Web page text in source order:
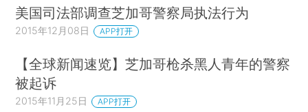
美国司法部调查芝加哥警察局执法行为
2015年12月08日 APP打开
【全球新闻速览】芝加哥枪杀黑人青年的警察
被起诉
2015年11月25日 APP打开